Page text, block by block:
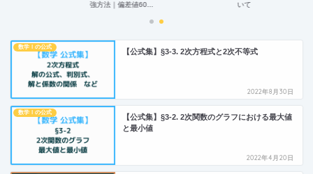
強方法｜偏差値60...
いて
数学Ⅰの公式
【公式集】§3-3. 2次方程式と2次不等式
2022年8月30日
数学Ⅰの公式
【公式集】§3-2. 2次関数のグラフにおける最大値
と最小値
2022年4月20日